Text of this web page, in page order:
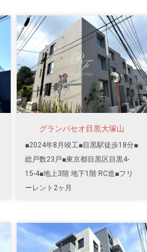
グランパセオ目黒大塚山
■2024年8月竣工■目黒駅徒歩18分■
総戸数23戸■東京都目黒区目黒4-
15-4■地上3階 地下1階 RC造■フリ
ーレント2ヶ月